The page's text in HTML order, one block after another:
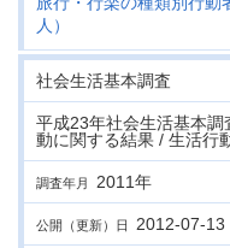
人）
社会生活基本調査
平成23年社会生活基本
動に関する結果 / 生活行
調査年月 2011年
公開（更新）日 2012-07-13